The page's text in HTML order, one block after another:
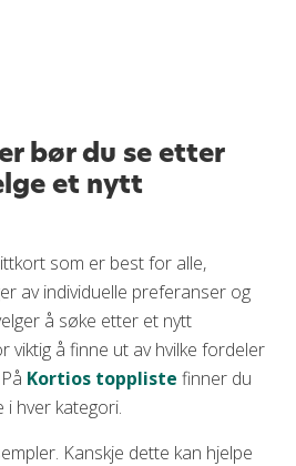
bør du se etter
et nytt
som er best for alle,
av individuelle preferanser og
å søke etter et nytt
viktig å finne ut av hvilke fordeler
Kortios toppliste finner du
hver kategori.
Kanskje dette kan hjelpe